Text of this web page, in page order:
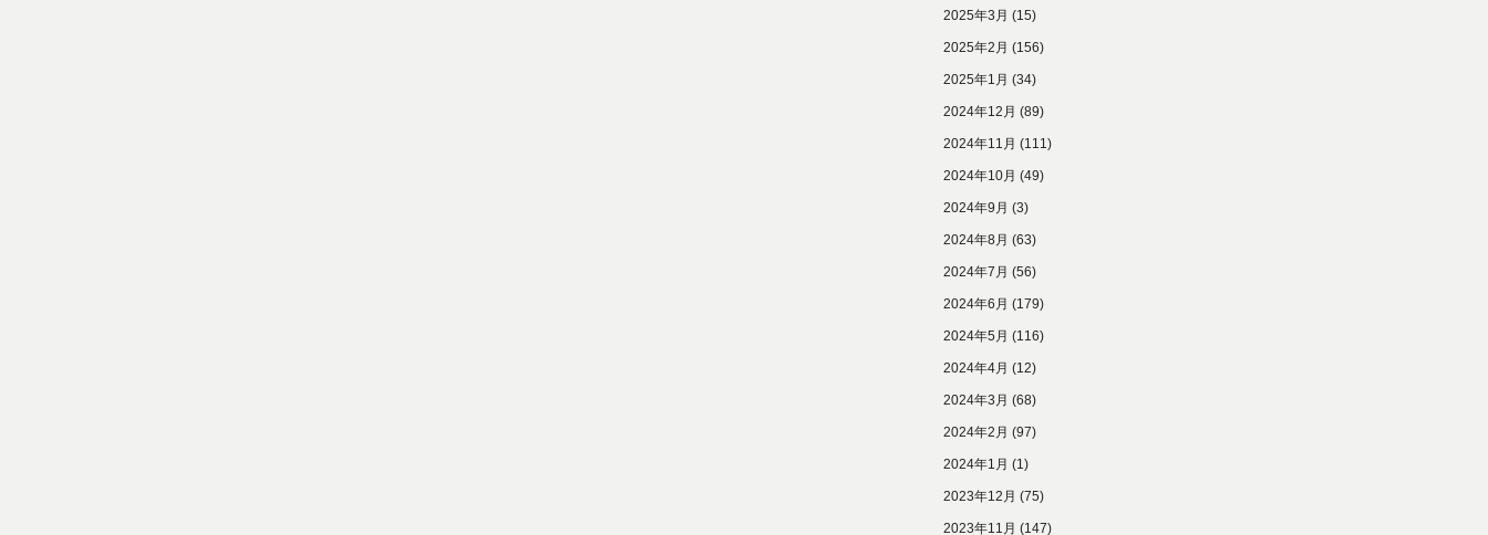
2025年3月 (15)
2025年2月 (156)
2025年1月 (34)
2024年12月 (89)
2024年11月 (111)
2024年10月 (49)
2024年9月 (3)
2024年8月 (63)
2024年7月 (56)
2024年6月 (179)
2024年5月 (116)
2024年4月 (12)
2024年3月 (68)
2024年2月 (97)
2024年1月 (1)
2023年12月 (75)
2023年11月 (147)